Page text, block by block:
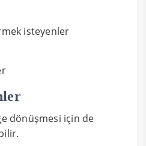
isteyenler
dönüşmesi için de